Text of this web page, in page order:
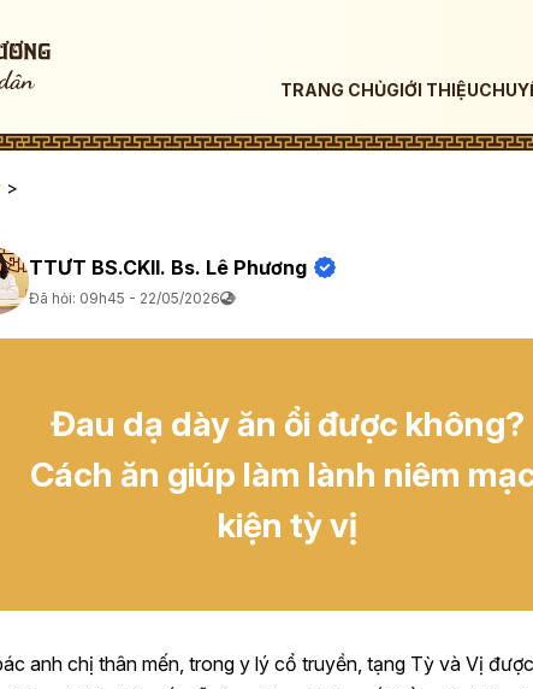
TRANG CHỦGIỚI THIỆU
>
TTƯT BS.CKII. Bs. Lê Phương
Đã hỏi: 09h45 - 22/05/2026
Đau dạ dày ăn ổi được không?
Cách ăn giúp làm lành niêm
kiện tỳ vị
anh chị thân mến, trong y lý cổ truyền, tạng Tỳ và Vị